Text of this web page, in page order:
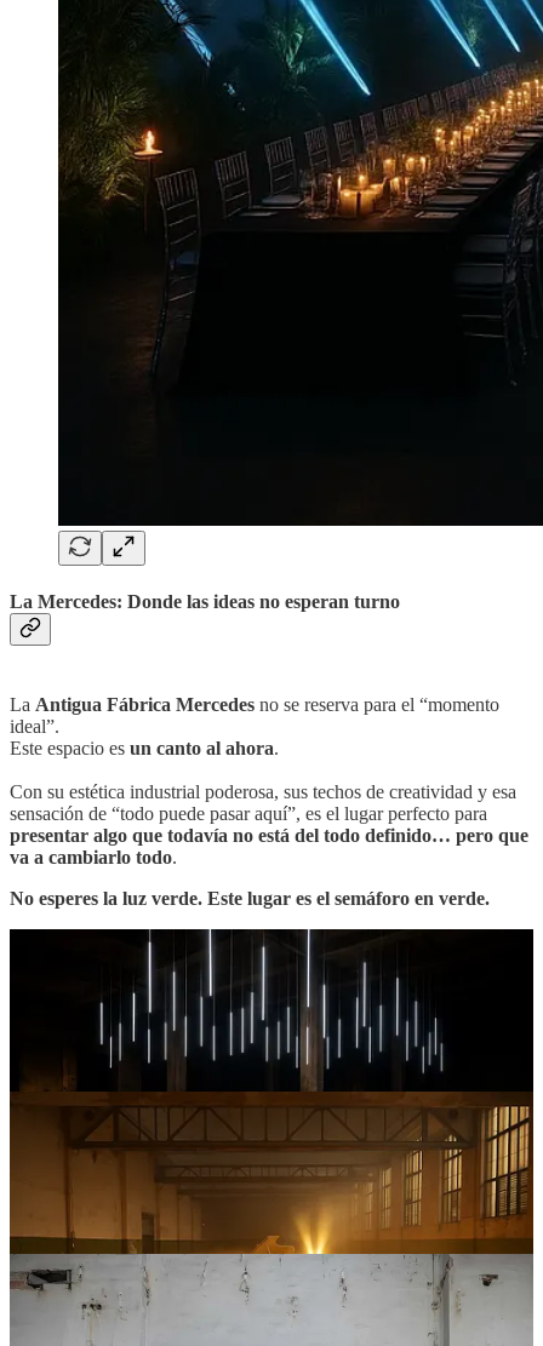
La Mercedes: Donde las ideas no esperan turno
La Antigua Fábrica Mercedes no se reserva para el “momento
ideal”.
Este espacio es un canto al ahora.
Con su estética industrial poderosa, sus techos de creatividad y esa
sensación de “todo puede pasar aquí”, es el lugar perfecto para
presentar algo que todavía no está del todo definido… pero que
va a cambiarlo todo.
No esperes la luz verde. Este lugar es el semáforo en verde.